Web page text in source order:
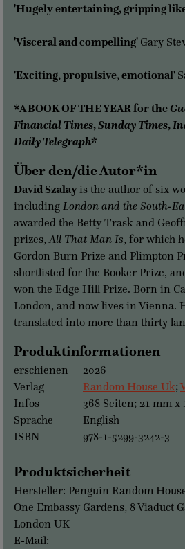
'Hugely entertaining, gripping
'Visceral and compelling' Gary
'Exciting, propulsive, emotional'
*A BOOK OF THE YEAR for the
Financial Times,Sunday Times,
Daily Telegraph*
Über den/die Autor*in
David Szalayis the author of six
including London and the South-
awarded the Betty Trask and
prizes, All That Man Is, for which
Gordon Burn Prize and Plimpton
shortlisted for the Booker Prize,
won the Edge Hill Prize. Born in
London, and now lives in Vienna.
translated into more than thirty
Produktinformationen
erschienen
2026
Verlag
Random House Uk;
Infos
368 Seiten; 21 mm x
Sprache
English
ISBN
978-1-5299-3242-3
Produktsicherheit
Hersteller: Penguin Random
One Embassy Gardens, 8 Viaduct
London UK
E-Mail: